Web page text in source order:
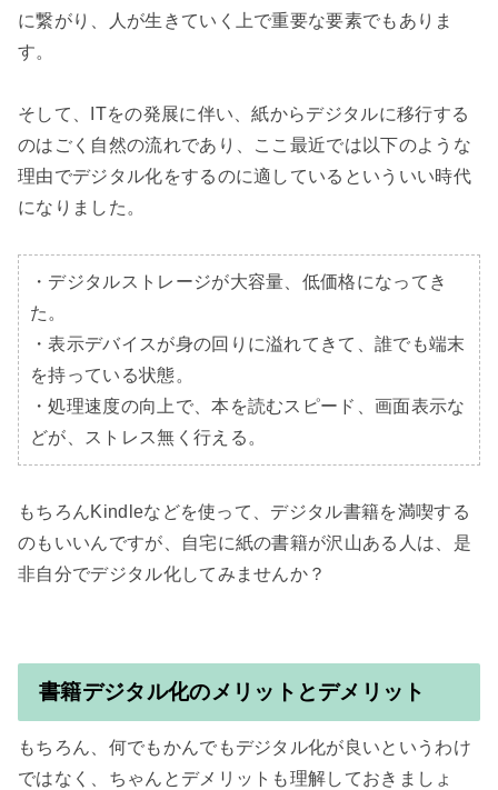
に繋がり、人が生きていく上で重要な要素でもありま
す。
そして、ITをの発展に伴い、紙からデジタルに移行する
のはごく自然の流れであり、ここ最近では以下のような
理由でデジタル化をするのに適しているといういい時代
になりました。
・デジタルストレージが大容量、低価格になってき
た。
・表示デバイスが身の回りに溢れてきて、誰でも端末
を持っている状態。
・処理速度の向上で、本を読むスピード、画面表示な
どが、ストレス無く行える。
もちろんKindleなどを使って、デジタル書籍を満喫する
のもいいんですが、自宅に紙の書籍が沢山ある人は、是
非自分でデジタル化してみませんか？
書籍デジタル化のメリットとデメリット
もちろん、何でもかんでもデジタル化が良いというわけ
ではなく、ちゃんとデメリットも理解しておきましょ